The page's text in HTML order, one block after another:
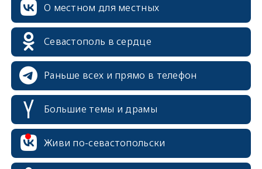
О местном для местных
Севастополь в сердце
Раньше всех и прямо в телефон
Большие темы и драмы
Живи по-севастопольски